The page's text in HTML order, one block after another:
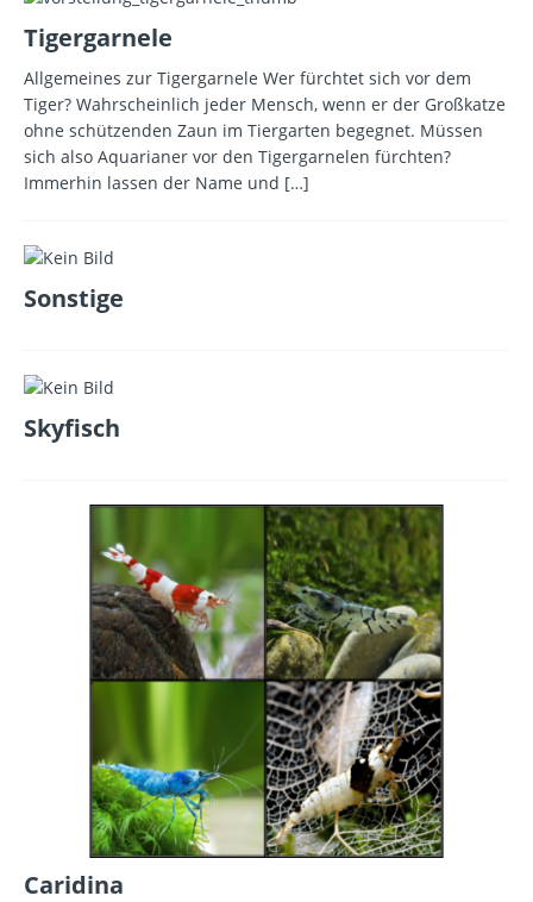
Tigergarnele
Allgemeines zur Tigergarnele Wer fürchtet sich vor dem
Tiger? Wahrscheinlich jeder Mensch, wenn er der Großkatze
ohne schützenden Zaun im Tiergarten begegnet. Müssen
sich also Aquarianer vor den Tigergarnelen fürchten?
Immerhin lassen der Name und […]
Sonstige
Skyfisch
Caridina